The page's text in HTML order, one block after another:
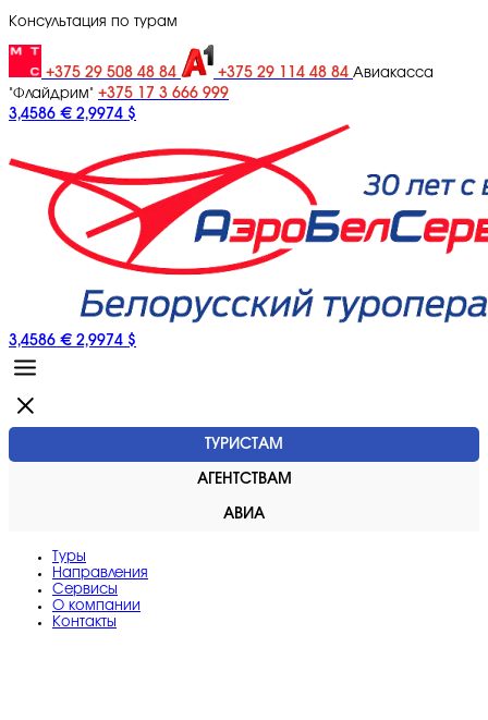
Консультация по турам
+375 29 508 48 84 +375 29 114 48 84 Авиакасса
"Флайдрим" +375 17 3 666 999
3,4586 € 2,9974 $
3,4586 € 2,9974 $
ТУРИСТАМ
АГЕНТСТВАМ
АВИА
Туры
Направления
Сервисы
O компании
Контакты